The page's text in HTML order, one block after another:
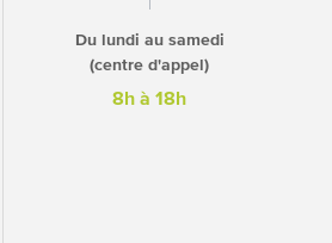
Du lundi au samedi
(centre d'appel)
8h à 18h